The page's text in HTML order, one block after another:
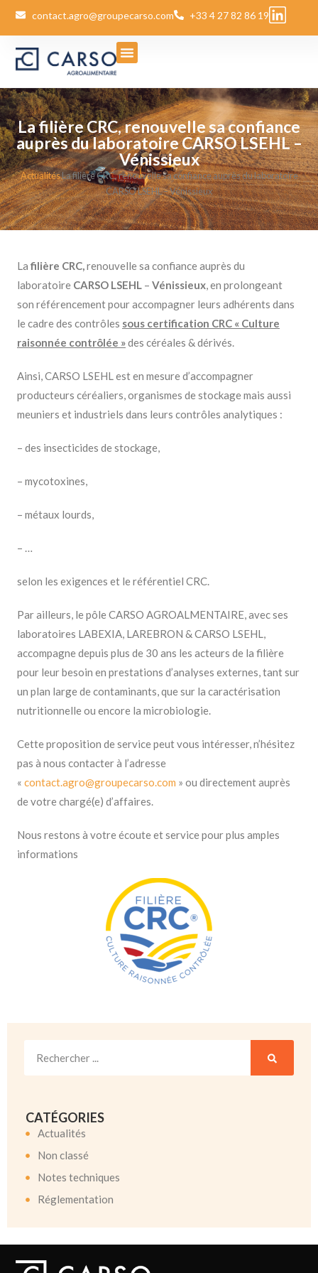
contact.agro@groupecarso.com +33 4 27 82 86 19
La filière CRC, renouvelle sa confiance
auprès du laboratoire CARSO LSEHL –
Vénissieux
ActualitésLa filière CRC, renouvelle sa confiance auprès du laboratoire
CARSO LSEHL – Vénissieux
La filière CRC,renouvelle sa confiance auprès du
laboratoire CARSO LSEHL – Vénissieux, en prolongeant
son référencement pour accompagner leurs adhérents dans
le cadre des contrôles sous certification CRC « Culture
raisonnée contrôlée »des céréales & dérivés.
Ainsi, CARSO LSEHL est en mesure d’accompagner
producteurs céréaliers, organismes de stockage mais aussi
meuniers et industriels dans leurs contrôles analytiques :
– des insecticides de stockage,
– mycotoxines,
– métaux lourds,
– …
selon les exigences et le référentiel CRC.
Par ailleurs, le pôle CARSO AGROALMENTAIRE, avec ses
laboratoires LABEXIA, LAREBRON & CARSO LSEHL,
accompagne depuis plus de 30 ans les acteurs de la filière
pour leur besoin en prestations d’analyses externes, tant sur
un plan large de contaminants, que sur la caractérisation
nutritionnelle ou encore la microbiologie.
Cette proposition de service peut vous intéresser, n’hésitez
pas à nous contacter à l’adresse
« contact.agro@groupecarso.com » ou directement auprès
de votre chargé(e) d’affaires.
Nous restons à votre écoute et service pour plus amples
informations
CATÉGORIES
Actualités
Non classé
Notes techniques
Réglementation